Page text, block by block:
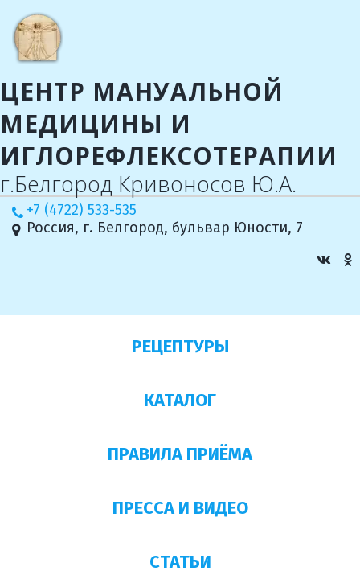
ЦЕНТР МАНУАЛЬНОЙ
МЕДИЦИНЫ И
ИГЛОРЕФЛЕКСОТЕРАПИИ
г.Белгород Кривоносов Ю.А.
+7 (4722) 533-535
Россия, г. Белгород, бульвар Юности, 7
РЕЦЕПТУРЫ
КАТАЛОГ
ПРАВИЛА ПРИЁМА
ПРЕССА И ВИДЕО
СТАТЬИ